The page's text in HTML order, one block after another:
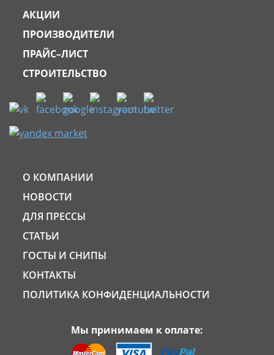
АКЦИИ
ПРОИЗВОДИТЕЛИ
ПРАЙС–ЛИСТ
СТРОИТЕЛЬСТВО
О КОМПАНИИ
НОВОСТИ
ДЛЯ ПРЕССЫ
СТАТЬИ
ГОСТЫ И СНИПЫ
КОНТАКТЫ
ПОЛИТИКА КОНФИДЕНЦИАЛЬНОСТИ
Мы принимаем к оплате: